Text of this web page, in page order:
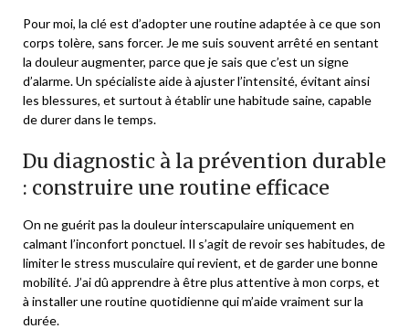
Pour moi, la clé est d’adopter une routine adaptée à ce que son
corps tolère, sans forcer. Je me suis souvent arrêté en sentant
la douleur augmenter, parce que je sais que c’est un signe
d’alarme. Un spécialiste aide à ajuster l’intensité, évitant ainsi
les blessures, et surtout à établir une habitude saine, capable
de durer dans le temps.
Du diagnostic à la prévention durable
: construire une routine efficace
On ne guérit pas la douleur interscapulaire uniquement en
calmant l’inconfort ponctuel. Il s’agit de revoir ses habitudes, de
limiter le stress musculaire qui revient, et de garder une bonne
mobilité. J’ai dû apprendre à être plus attentive à mon corps, et
à installer une routine quotidienne qui m’aide vraiment sur la
durée.